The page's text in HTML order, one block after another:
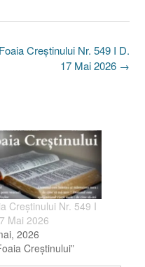
Foaia Creștinului Nr. 549 I D.
17 Mai 2026 →
Creștinului Nr. 549 I
Mai 2026
2026
Creştinului”